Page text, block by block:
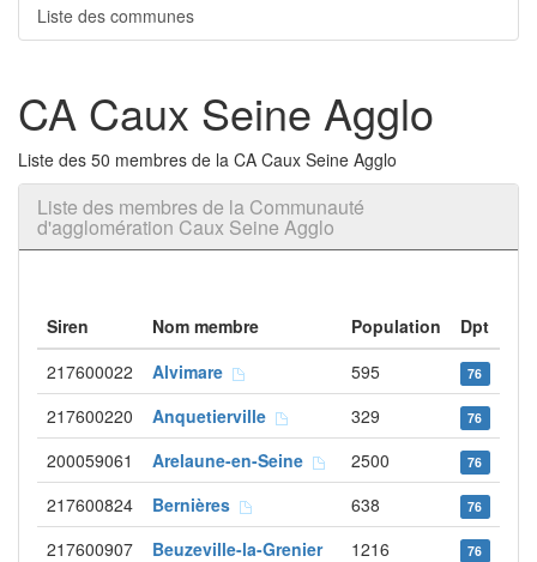
Liste des communes
CA Caux Seine Agglo
Liste des 50 membres de la CA Caux Seine Agglo
Liste des membres de la Communauté
d'agglomération Caux Seine Agglo
Siren Nom membre Population
Dpt
217600022
Alvimare 595 76
217600220 Anquetierville 329 76
200059061 Arelaune-en-Seine 2500 76
217600824 Bernières 638 76
217600907 Beuzeville-la-Grenier 1216 76